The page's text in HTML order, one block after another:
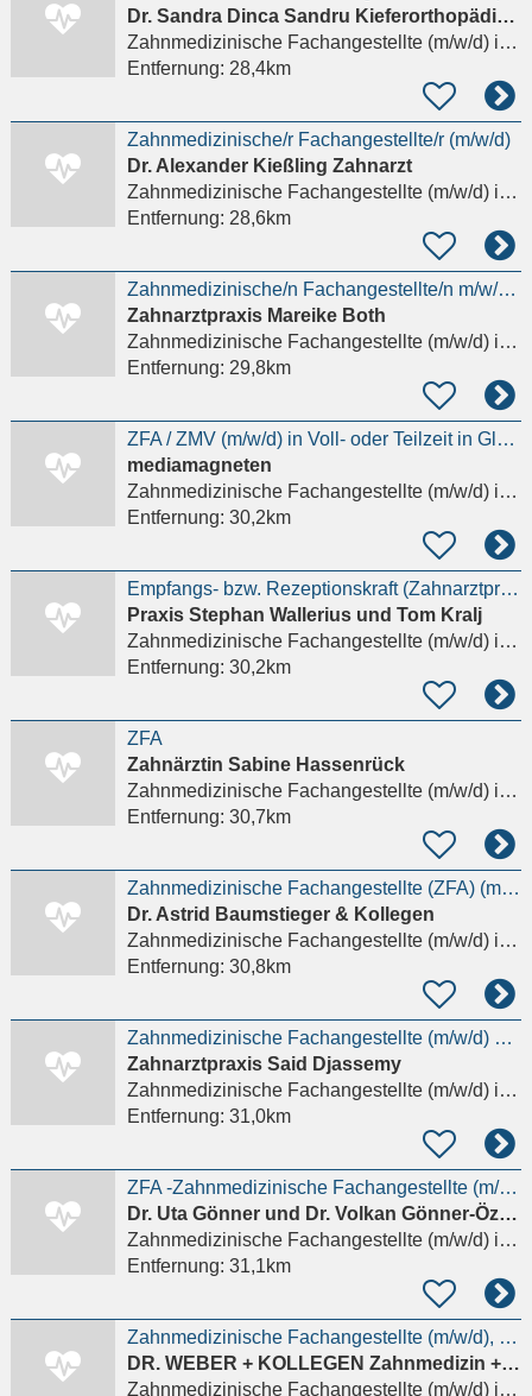
Dr. Sandra Dinca Sandru Kieferorthopädische
Zahnmedizinische Fachangestellte (m/w/d)in Hünstetten
Entfernung: 28,4km
Zahnmedizinische/r Fachangestellte/r (m/w/d)
Dr. Alexander Kießling Zahnarzt
Zahnmedizinische Fachangestellte (m/w/d)in Hünstetten
Entfernung: 28,6km
Zahnmedizinische/n Fachangestellte/n m/w/d in Teilzeit oder Minijob
Zahnarztpraxis Mareike Both
Zahnmedizinische Fachangestellte (m/w/d)in Bad Kreuznach
Entfernung: 29,8km
ZFA / ZMV (m/w/d) in Voll- oder Teilzeit in Glashütten gesucht!
mediamagneten
Zahnmedizinische Fachangestellte (m/w/d)in Glashütten Hochtaunuskreis
Entfernung: 30,2km
Empfangs- bzw. Rezeptionskraft (Zahnarztpraxis) M/W/D – Vollzeit, auch Quereinstieg möglich
Praxis Stephan Wallerius und Tom Kralj
Zahnmedizinische Fachangestellte (m/w/d)in Schwalbach am Taunus
Entfernung: 30,2km
ZFA
Zahnärztin Sabine Hassenrück
Zahnmedizinische Fachangestellte (m/w/d)in Eschborn, Niederhöchstadt
Entfernung: 30,7km
Zahnmedizinische Fachangestellte (ZFA) (m/w/d) - Wertschätzung und sehr gutes Gehalt in Kronberg
Dr. Astrid Baumstieger & Kollegen
Zahnmedizinische Fachangestellte (m/w/d)in Kronberg im Taunus
Entfernung: 30,8km
Zahnmedizinische Fachangestellte (m/w/d) gesucht!
Zahnarztpraxis Said Djassemy
Zahnmedizinische Fachangestellte (m/w/d)in Idstein, Wörsdorf
Entfernung: 31,0km
ZFA -Zahnmedizinische Fachangestellte (m/w/d)- KFO vollzeit
Dr. Uta Gönner und Dr. Volkan Gönner-Özkan GbR
Zahnmedizinische Fachangestellte (m/w/d)in Kronberg im Taunus
Entfernung: 31,1km
Zahnmedizinische Fachangestellte (m/w/d), ZMF oder ZMP mit Schwerpunkt Prophylaxe
DR. WEBER + KOLLEGEN Zahnmedizin + Oralchirurgie
Zahnmedizinische Fachangestellte (m/w/d)in Darmstadt